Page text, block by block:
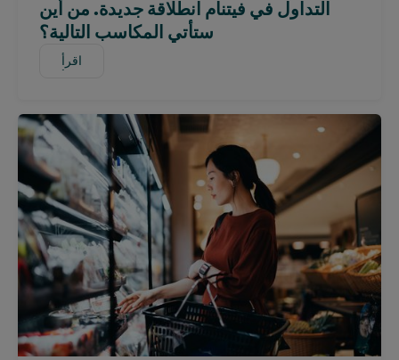
عالمي
كينيا
كوريا
الصين القارية (CN)
الصين القارية (بالإنجليزية)
ماليزيا
المكسيك
المغرب
نيجيريا
بيرو
التداول في فيتنام انطلاقة جديدة. من أين
ستأتي المكاسب التالية؟
اقرأ